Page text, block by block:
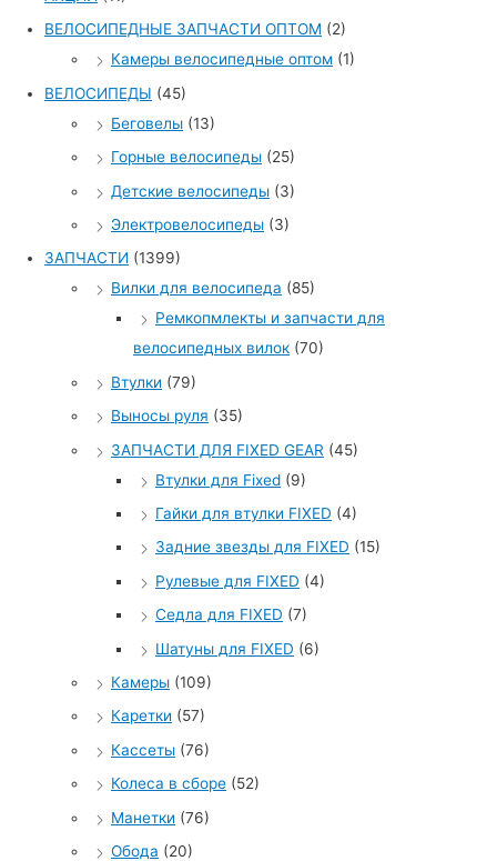
ВЕЛОСИПЕДНЫЕ ЗАПЧАСТИ ОПТОМ (2)
Камеры велосипедные оптом (1)
ВЕЛОСИПЕДЫ (45)
Беговелы (13)
Горные велосипеды (25)
Детские велосипеды (3)
Электровелосипеды (3)
ЗАПЧАСТИ (1399)
Вилки для велосипеда (85)
Ремкопмлекты и запчасти для
велосипедных вилок (70)
Втулки (79)
Выносы руля (35)
ЗАПЧАСТИ ДЛЯ FIXED GEAR (45)
Втулки для Fixed (9)
Гайки для втулки FIXED (4)
Задние звезды для FIXED (15)
Рулевые для FIXED (4)
Седла для FIXED (7)
Шатуны для FIXED (6)
Камеры (109)
Каретки (57)
Кассеты (76)
Колеса в сборе (52)
Манетки (76)
Обода (20)